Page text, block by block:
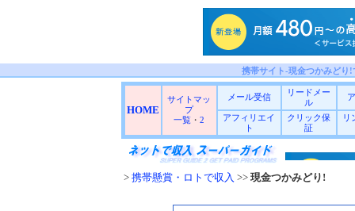
携帯サイト-現金つかみどり
HOME
サイトマッ
プ
一覧 ・ 2
メール受信
リードメー
ル
アフィリエイ
ト
クリック保
証
リ
> 携帯懸賞・ロトで収入 >> 現金つかみどり!